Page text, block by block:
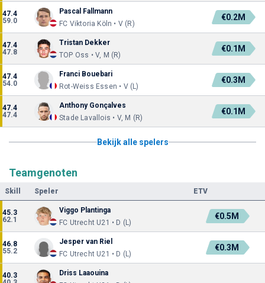
47.4
59.0
Pascal Fallmann
FC Viktoria Köln • V (R)
€0.2M
47.4
47.8
Tristan Dekker
TOP Oss • V, M (R)
€0.1M
47.4
54.0
Franci Bouebari
Rot-Weiss Essen • V (L)
€0.3M
47.4
47.4
Anthony Gonçalves
Stade Lavallois • V, M (R)
€0.1M
Bekijk alle spelers
Teamgenoten
Skill Speler ETV
45.3
62.1
Viggo Plantinga
FC Utrecht U21 • D (L)
€0.5M
46.8
55.2
Jesper van Riel
FC Utrecht U21 • D (L)
€0.3M
40.3
Driss Laaouina